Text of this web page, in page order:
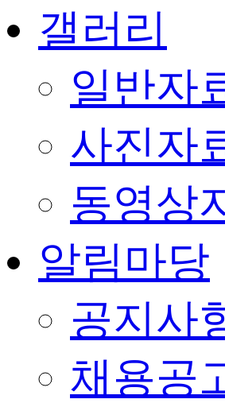
갤러리
일반자
사진자
동영상
알림마당
공지사
채용공